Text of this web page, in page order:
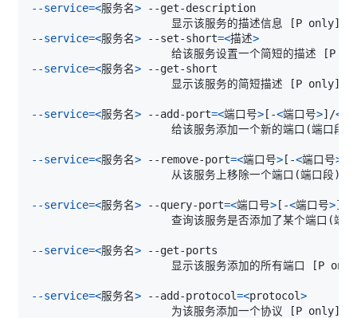
--service=<服务名>
                      显示该服务的描述信息
[P only]
--service=<服务名> --set-short=<描述>
                      给该服务设置一个简短的描述
[P
--service=<服务名>
                      显示该服务的简短描述
[P only]
--service=<服务名> --add-port=<端口号> [ -<端口号>] /<
                      给该服务添加一个新的端口
(端口段
--service=<服务名> --remove-port=<端口号> [ -<端口号>
                      从该服务上移除一个端口
(端口段)
--service=<服务名> --query-port=<端口号> [ -<端口号>]
                      查询该服务是否添加了某个端口
(端
--service=<服务名>
                      显示该服务添加的所有端口
[P only
--service=<服务名> --add-protocol=<protocol>
                      为该服务添加一个协议
[P only]